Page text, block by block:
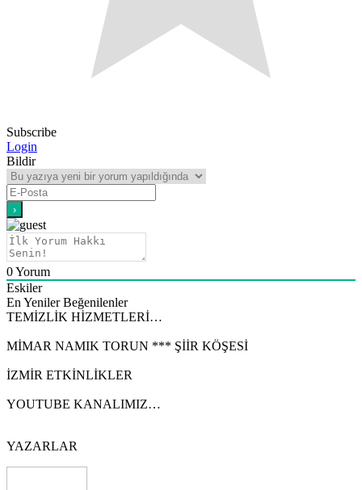
Subscribe
Login
Bildir
0Yorum
Eskiler
En Yeniler Beğenilenler
TEMİZLİK HİZMETLERİ…
MİMAR NAMIK TORUN *** ŞİİR KÖŞESİ
İZMİR ETKİNLİKLER
YOUTUBE KANALIMIZ…
YAZARLAR